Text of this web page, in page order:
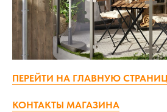
ПЕРЕЙТИ НА ГЛАВНУЮ
КОНТАКТЫ МАГАЗИНА